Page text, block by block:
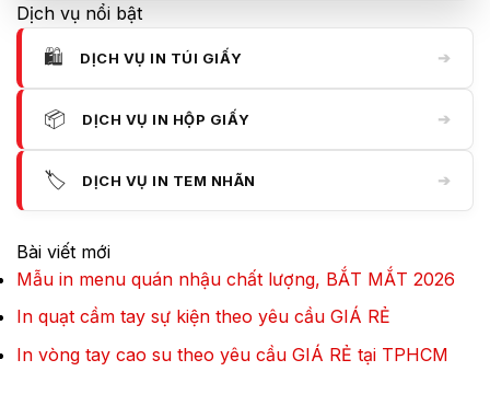
Dịch vụ nổi bật
🛍️ DỊCH VỤ IN TÚI GIẤY ➔
📦 DỊCH VỤ IN HỘP GIẤY ➔
🏷️ DỊCH VỤ IN TEM NHÃN ➔
Bài viết mới
Mẫu in menu quán nhậu chất lượng, BẮT MẮT 2026
In quạt cầm tay sự kiện theo yêu cầu GIÁ RẺ
In vòng tay cao su theo yêu cầu GIÁ RẺ tại TPHCM